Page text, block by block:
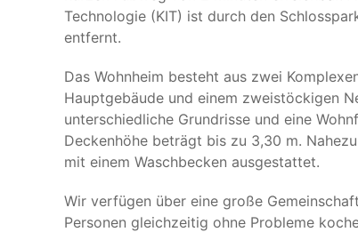
Technologie (KIT) ist durch den
entfernt.
Das Wohnheim besteht aus zwei
Hauptgebäude und einem zweistöckigen
unterschiedliche Grundrisse und eine
Deckenhöhe beträgt bis zu 3,30 m.
mit einem Waschbecken ausgestattet.
Wir verfügen über eine große
Personen gleichzeitig ohne Probleme